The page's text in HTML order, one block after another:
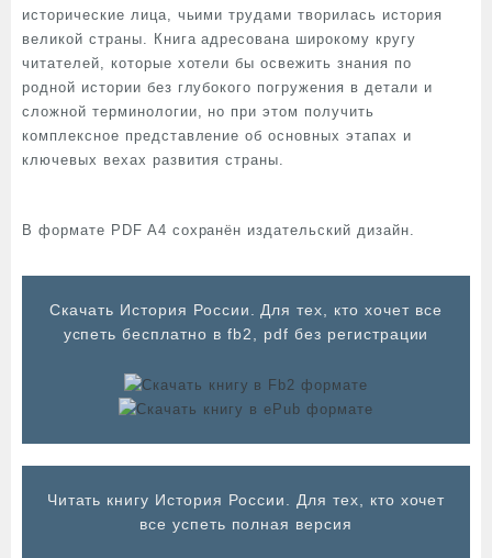
исторические лица, чьими трудами творилась история
великой страны. Книга адресована широкому кругу
читателей, которые хотели бы освежить знания по
родной истории без глубокого погружения в детали и
сложной терминологии, но при этом получить
комплексное представление об основных этапах и
ключевых вехах развития страны.
В формате PDF A4 сохранён издательский дизайн.
Cкачать История России. Для тех, кто хочет все
успеть бесплатно в fb2, pdf без регистрации
Читать книгу История России. Для тех, кто хочет
все успеть полная версия